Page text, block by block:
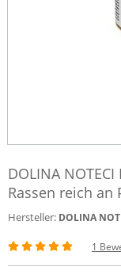
DOLINA
Rassen reich an
Hersteller: DOLINA
1